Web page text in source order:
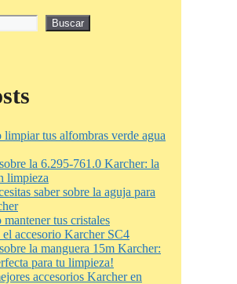
Buscar
limpiar tus alfombras verde agua
la 6.295-761.0 Karcher: la
limpieza
saber sobre la aguja para
tus cristales
el accesorio Karcher SC4
la manguera 15m Karcher:
para tu limpieza!
accesorios Karcher en